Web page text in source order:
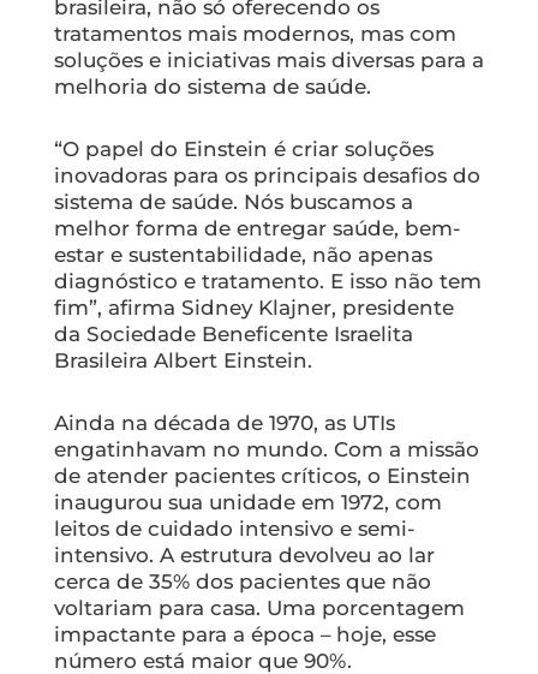
brasileira, não só oferecendo os
tratamentos mais modernos, mas com
soluções e iniciativas mais diversas para a
melhoria do sistema de saúde.
“O papel do Einstein é criar soluções
inovadoras para os principais desafios do
sistema de saúde. Nós buscamos a
melhor forma de entregar saúde, bem-
estar e sustentabilidade, não apenas
diagnóstico e tratamento. E isso não tem
fim”, afirma Sidney Klajner, presidente
da Sociedade Beneficente Israelita
Brasileira Albert Einstein.
Ainda na década de 1970, as UTIs
engatinhavam no mundo. Com a missão
de atender pacientes críticos, o Einstein
inaugurou sua unidade em 1972, com
leitos de cuidado intensivo e semi-
intensivo. A estrutura devolveu ao lar
cerca de 35% dos pacientes que não
voltariam para casa. Uma porcentagem
impactante para a época – hoje, esse
número está maior que 90%.